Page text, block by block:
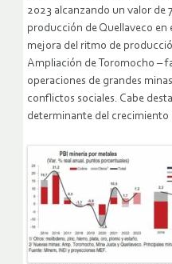
2023 alcanzando un valor de
producción de Quellaveco
mejora del ritmo de
Ampliación de Toromocho –
operaciones de grandes
conflictos sociales. Cabe
determinante del crecimiento